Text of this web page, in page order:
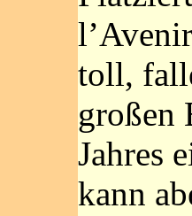
toll,
großen
Jahres
kann